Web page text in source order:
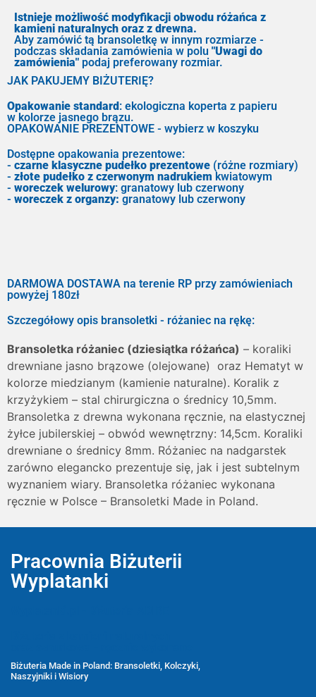
Istnieje możliwość modyfikacji obwodu różańca z
kamieni naturalnych oraz z drewna.
Aby zamówić tą bransoletkę w innym rozmiarze -
podczas składania zamówienia w polu "Uwagi do
zamówienia" podaj preferowany rozmiar.
JAK PAKUJEMY BIŻUTERIĘ?
Opakowanie standard : ekologiczna koperta z papieru
w kolorze jasnego brązu.
OPAKOWANIE PREZENTOWE - wybierz w koszyku
Dostępne opakowania prezentowe:
- czarne klasyczne pudełko prezentowe (różne rozmiary)
- złote pudełko z czerwonym nadrukiem kwiatowym
- woreczek welurowy: granatowy lub czerwony
- woreczek z organzy: granatowy lub czerwony
DARMOWA DOSTAWA na terenie RP przy zamówieniach
powyżej 180zł
Szczegółowy opis bransoletki - różaniec na rękę:
Bransoletka różaniec (dziesiątka różańca) – koraliki
drewniane jasno brązowe (olejowane) oraz Hematyt w
kolorze miedzianym (kamienie naturalne). Koralik z
krzyżykiem – stal chirurgiczna o średnicy 10,5mm.
Bransoletka z drewna wykonana ręcznie, na elastycznej
żyłce jubilerskiej – obwód wewnętrzny: 14,5cm. Koraliki
drewniane o średnicy 8mm. Różaniec na nadgarstek
zarówno elegancko prezentuje się, jak i jest subtelnym
wyznaniem wiary. Bransoletka różaniec wykonana
ręcznie w Polsce – Bransoletki Made in Poland.
Pracownia Biżuterii
Wyplatanki
Biżuteria Made in Poland: Bransoletki, Kolczyki,
Naszyjniki i Wisiory